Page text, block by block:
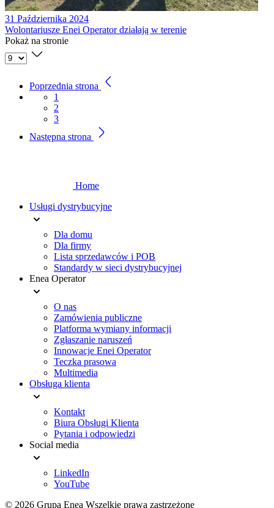
31 Października 2024
Wolontariusze Enei Operator działają w terenie
Pokaż na stronie
Poprzednia strona
1
2
3
Następna strona
Home
Usługi dystrybucyjne
Dla domu
Dla firmy
Lista sprzedawców i POB
Standardy w sieci dystrybucyjnej
Enea Operator
O nas
Zamówienia publiczne
Platforma wymiany informacji
Zgłaszanie naruszeń
Innowacje Enei Operator
Teczka prasowa
Multimedia
Obsługa klienta
Kontakt
Biura Obsługi Klienta
Pytania i odpowiedzi
Social media
LinkedIn
YouTube
© 2026 Grupa Enea Wszelkie prawa zastrzeżone